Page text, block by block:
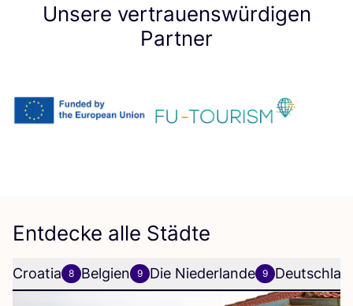
Unsere vertrauenswürdigen
Partner
Entdecke alle Städte
Croatia 8 Belgien 9 Die Niederlande 9